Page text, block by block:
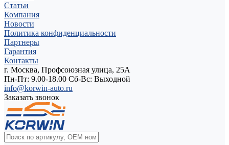
Статьи
Компания
Новости
Политика конфиденциальности
Партнеры
Гарантия
Контакты
г. Москва, Профсоюзная улица, 25А
Пн-Пт: 9.00-18.00 Cб-Вс: Выходной
info@korwin-auto.ru
Заказать звонок